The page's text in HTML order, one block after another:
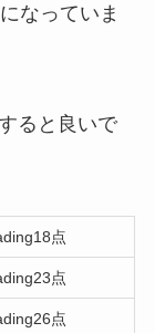
になっていま
ると良いで
点
点
点